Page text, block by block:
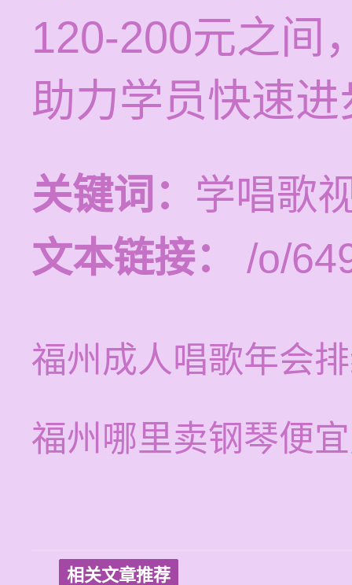
120-200元之间
助力学员快速进
关键词： 学唱歌
文本链接：
/o/
福州成人唱歌年会
福州哪里卖钢琴便
相关文章推荐